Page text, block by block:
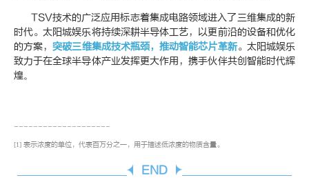
TSV技术的广泛应用标志着集成电路领域进入了三维集成的新
时代。太阳城娱乐将持续深耕半导体工艺，以更前沿的设备和优化
的方案，突破三维集成技术瓶颈，推动智能芯片革新。太阳城娱乐
致力于在全球半导体产业发挥更大作用，携手伙伴共创智能时代辉
煌。
--------------------
[1] 表示浓度的单位，代表百万分之一， 用于描述低浓度的物质含量。
END